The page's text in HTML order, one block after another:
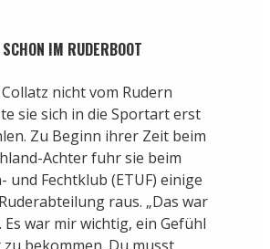
IM RUDERBOOT
nicht vom Rudern
sie sich in die Sportart erst
Zu Beginn ihrer Zeit beim
Achter fuhr sie beim
und Fechtklub (ETUF) einige
raus. „Das war
war mir wichtig, ein Gefühl